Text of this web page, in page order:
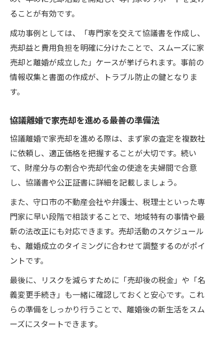
ることが有効です。
成功事例としては、「専門家を交えて協議書を作成し、
売却益と費用負担を明確に分けたことで、スムーズに家
売却と離婚が成立した」ケースが挙げられます。事前の
情報収集と書面の作成が、トラブル防止の鍵となりま
す。
協議離婚で家売却を進める最善の準備法
協議離婚で家売却を進める際は、まず家の査定を複数社
に依頼し、適正価格を把握することが大切です。続い
て、財産分与の割合や売却代金の使途を夫婦間で合意
し、協議書や公正証書に詳細を記載しましょう。
また、守口市の不動産会社や弁護士、税理士といった専
門家に早い段階で相談することで、地域特有の事情や最
新の法改正にも対応できます。売却活動のスケジュール
も、離婚成立のタイミングに合わせて調整するのがポイ
ントです。
最後に、リスクを減らすために「売却後の税金」や「名
義変更手続き」も一緒に確認しておくと安心です。これ
らの準備をしっかり行うことで、離婚後の新生活をスム
ーズにスタートできます。